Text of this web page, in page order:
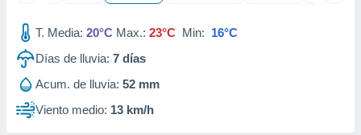
1199T. Media: 20°C Max.: 23°C Min: 16°C
Días de lluvia: 7 días
Acum. de lluvia: 52 mm
Viento medio: 13 km/h